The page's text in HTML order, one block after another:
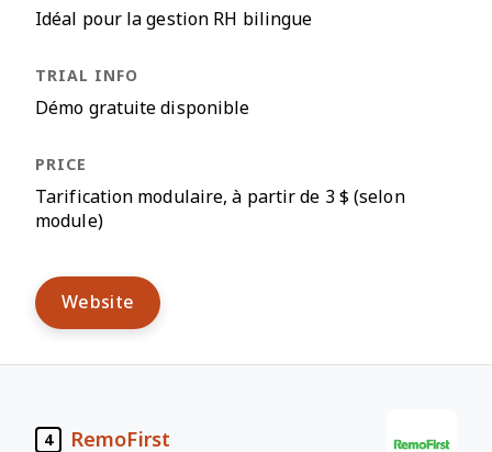
Idéal pour la gestion RH bilingue
Démo gratuite disponible
Tarification modulaire, à partir de 3 $ (selon
module)
Website
4 RemoFirst